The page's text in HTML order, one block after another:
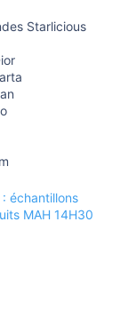
Starlicious
échantillons
MAH 14H30